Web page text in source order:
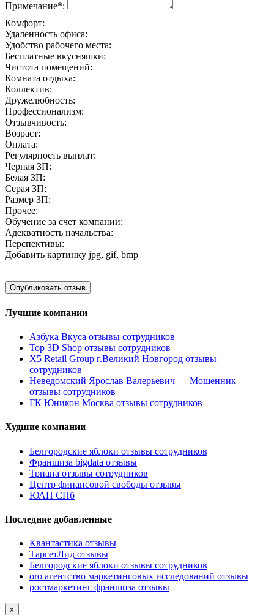
Примечание*:
Комфорт:
Удаленность офиса:
Удобство рабочего места:
Бесплатные вкусняшки:
Чистота помещений:
Комната отдыха:
Коллектив:
Дружелюбность:
Профессионализм:
Отзывчивость:
Возраст:
Оплата:
Регулярность выплат:
Черная ЗП:
Белая ЗП:
Серая ЗП:
Размер ЗП:
Прочее:
Обучение за счет компании:
Адекватность начальства:
Перспективы:
Добавить картинку jpg, gif, bmp
Лучшие компании
Азбука Вкуса отзывы сотрудников
Top 3D Shop отзывы сотрудников
X5 Retail Group г.Великий Новгород отзывы
сотрудников
Неведомский Ярослав Валерьевич — Мошенник
отзывы сотрудников
ГК Юникон Москва отзывы сотрудников
Худшие компании
Белгородские яблоки отзывы сотрудников
Франшиза bigdata отзывы
Триана отзывы сотрудников
Центр финансовой свободы отзывы
ЮАП СПб
Последние добавленные
Квантастика отзывы
ТаргетЛид отзывы
Белгородские яблоки отзывы сотрудников
oro агентство маркетинговых исследований отзывы
ростмаркетинг франшиза отзывы
x